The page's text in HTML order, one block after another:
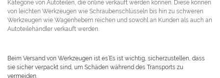
Kategorie von Autoteilen, die online verkauft werden können. Diese können
von leichten Werkzeugen wie Schraubenschlüsseln bis hin zu schweren
Werkzeugen wie Wagenhebern reichen und sowohl an Kunden als auch an
Autoteilehändler verkauft werden.
Beim Versand von Werkzeugen ist es’Es ist wichtig, sicherzustellen, dass
sie sicher verpackt sind, um Schäden während des Transports zu
vermeiden.